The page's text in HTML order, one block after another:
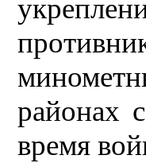
районах
время